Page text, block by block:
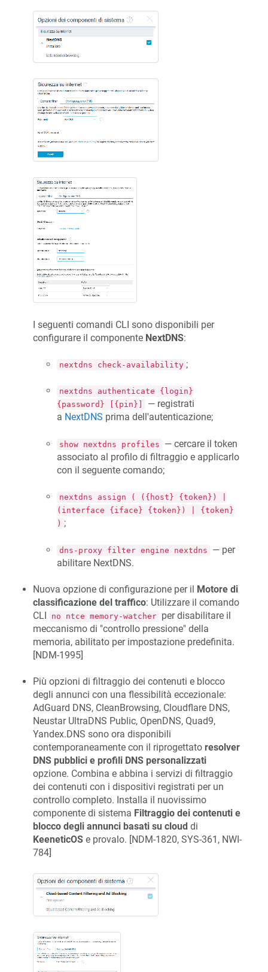
I seguenti comandi CLI sono disponibili per
configurare il componente NextDNS:
nextdns check-availability ;
nextdns authenticate {login}
{password} [{pin}]
— registrati
a NextDNS prima dell'autenticazione;
show nextdns profiles
— cercare il token
associato al profilo di filtraggio e applicarlo
con il seguente comando;
nextdns assign ( ({host} {token}) |
(interface {iface} {token}) | {token}
) ;
dns-proxy filter engine nextdns
— per
abilitare NextDNS.
Nuova opzione di configurazione per il Motore di
classificazione del traffico: Utilizzare il comando
CLI
no ntce memory-watcher per disabilitare il
meccanismo di "controllo pressione" della
memoria, abilitato per impostazione predefinita.
[NDM-1995]
Più opzioni di filtraggio dei contenuti e blocco
degli annunci con una flessibilità eccezionale:
AdGuard DNS, CleanBrowsing, Cloudflare DNS,
Neustar UltraDNS Public, OpenDNS, Quad9,
Yandex.DNS sono ora disponibili
contemporaneamente con il riprogettato resolver
DNS pubblici e profili DNS personalizzati
opzione. Combina e abbina i servizi di filtraggio
dei contenuti con i dispositivi registrati per un
controllo completo. Installa il nuovissimo
componente di sistema Filtraggio dei contenuti e
blocco degli annunci basati su cloud di
KeeneticOS e provalo. [NDM-1820, SYS-361, NWI-
784]